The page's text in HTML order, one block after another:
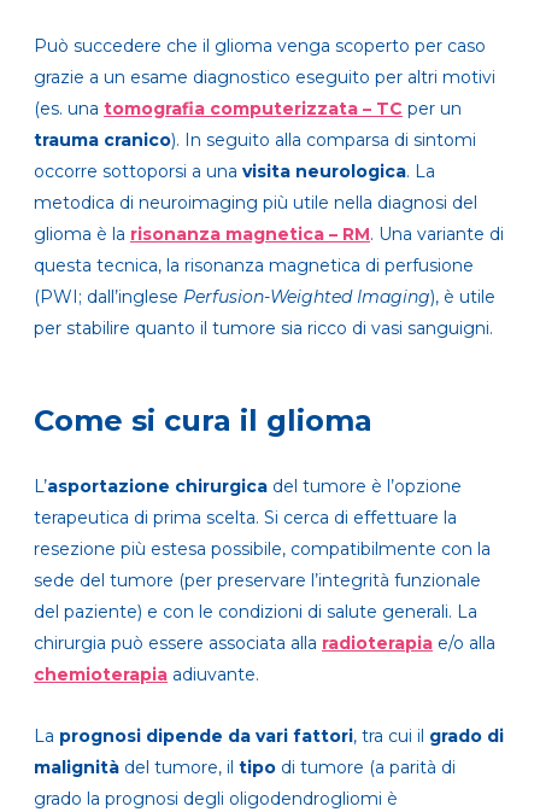
Può succedere che il glioma venga scoperto per caso
grazie a un esame diagnostico eseguito per altri motivi
(es. una tomografia computerizzata – TC per un
trauma cranico). In seguito alla comparsa di sintomi
occorre sottoporsi a una visita neurologica. La
metodica di neuroimaging più utile nella diagnosi del
glioma è la risonanza magnetica – RM. Una variante di
questa tecnica, la risonanza magnetica di perfusione
(PWI; dall’inglese Perfusion-Weighted Imaging), è utile
per stabilire quanto il tumore sia ricco di vasi sanguigni.
Come si cura il glioma
L’asportazione chirurgica del tumore è l’opzione
terapeutica di prima scelta. Si cerca di effettuare la
resezione più estesa possibile, compatibilmente con la
sede del tumore (per preservare l’integrità funzionale
del paziente) e con le condizioni di salute generali. La
chirurgia può essere associata alla radioterapia e/o alla
chemioterapia adiuvante.
La prognosi dipende da vari fattori, tra cui il grado di
malignità del tumore, il tipo di tumore (a parità di
grado la prognosi degli oligodendrogliomi è